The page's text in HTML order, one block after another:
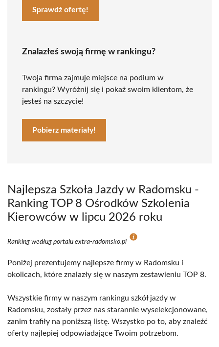
Sprawdź ofertę!
Znalazłeś swoją firmę w rankingu?
Twoja firma zajmuje miejsce na podium w
rankingu? Wyróżnij się i pokaż swoim klientom, że
jesteś na szczycie!
Pobierz materiały!
Najlepsza Szkoła Jazdy w Radomsku -
Ranking TOP 8 Ośrodków Szkolenia
Kierowców w lipcu 2026 roku
Ranking według portalu extra-radomsko.pl
Poniżej prezentujemy najlepsze firmy w Radomsku i
okolicach, które znalazły się w naszym zestawieniu TOP 8.
Wszystkie firmy w naszym rankingu szkół jazdy w
Radomsku, zostały przez nas starannie wyselekcjonowane,
zanim trafiły na poniższą listę. Wszystko po to, aby znaleźć
oferty najlepiej odpowiadające Twoim potrzebom.